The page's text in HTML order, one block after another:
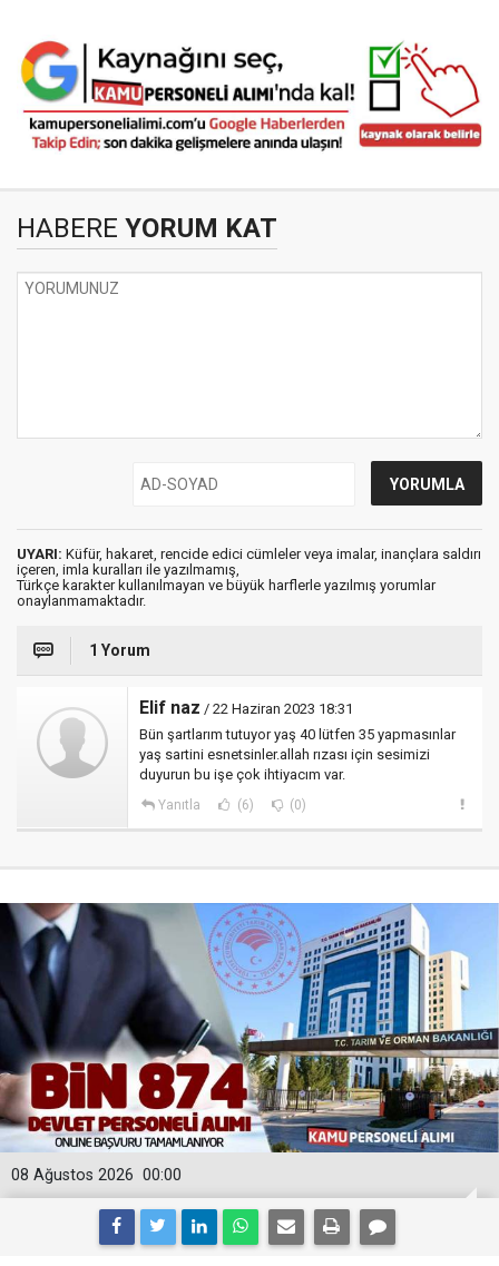
HABERE YORUM KAT
UYARI: Küfür, hakaret, rencide edici cümleler veya imalar, inançlara saldırı
içeren, imla kuralları ile yazılmamış,
Türkçe karakter kullanılmayan ve büyük harflerle yazılmış yorumlar
onaylanmamaktadır.
1 Yorum
Elif naz / 22 Haziran 2023 18:31
Bün şartlarım tutuyor yaş 40 lütfen 35 yapmasınlar
yaş sartini esnetsinler.allah rızası için sesimizi
duyurun bu işe çok ihtiyacım var.
Yanıtla (6) (0)
00:00
08 Ağustos 2026